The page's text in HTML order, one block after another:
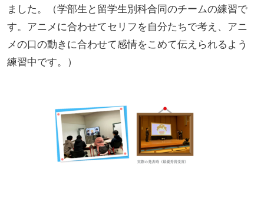
ました。（学部生と留学生別科合同のチームの練習で
す。アニメに合わせてセリフを自分たちで考え、アニ
メの口の動きに合わせて感情をこめて伝えられるよう
練習中です。）